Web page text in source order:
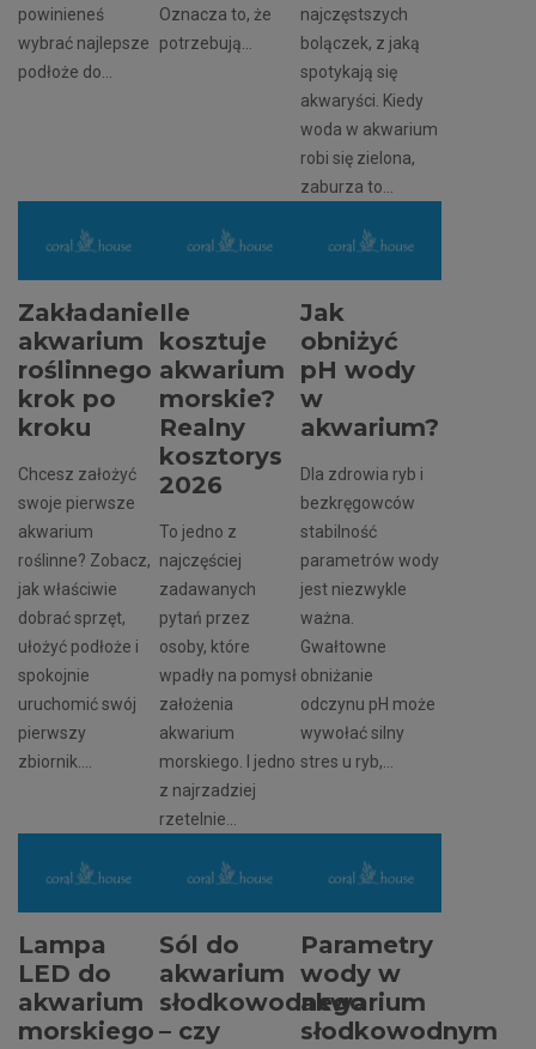
powinieneś
wybrać najlepsze
podłoże do...
Oznacza to, że
potrzebują...
najczęstszych
bolączek, z jaką
spotykają się
akwaryści. Kiedy
woda w akwarium
robi się zielona,
zaburza to...
Zakładanie
akwarium
roślinnego
krok po
kroku
Chcesz założyć
swoje pierwsze
akwarium
roślinne? Zobacz,
jak właściwie
dobrać sprzęt,
ułożyć podłoże i
spokojnie
uruchomić swój
pierwszy
zbiornik....
Ile
kosztuje
akwarium
morskie?
Realny
kosztorys
2026
To jedno z
najczęściej
zadawanych
pytań przez
osoby, które
wpadły na pomysł
założenia
akwarium
morskiego. I jedno
z najrzadziej
rzetelnie...
Jak
obniżyć
pH wody
w
akwarium?
Dla zdrowia ryb i
bezkręgowców
stabilność
parametrów wody
jest niezwykle
ważna.
Gwałtowne
obniżanie
odczynu pH może
wywołać silny
stres u ryb,...
Lampa
LED do
akwarium
morskiego
Sól do
akwarium
słodkowodnego
– czy
Parametry
wody w
akwarium
słodkowodnym